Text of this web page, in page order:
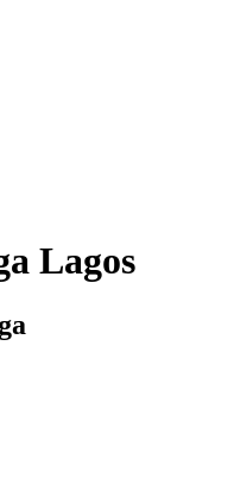
Lagos